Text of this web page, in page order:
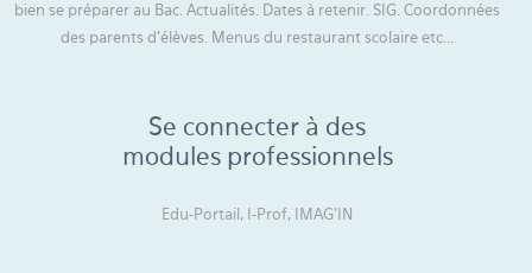
bien se préparer au Bac. Actualités. Dates à retenir. SIG. Coordonnées
des parents d'élèves. Menus du restaurant scolaire etc...
Se connecter à des
modules professionnels
Edu-Portail, I-Prof, IMAG’IN